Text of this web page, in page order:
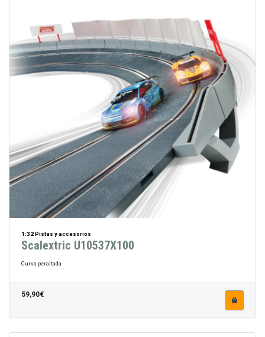
1:32 Pistas y accesorios
Scalextric U10537X100
Curva peraltada
59,90€